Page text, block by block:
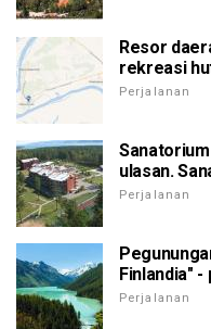
Resor
rekreasi
Perjalanan
ulasan.
Perjalanan
Finlandia"
Perjalanan